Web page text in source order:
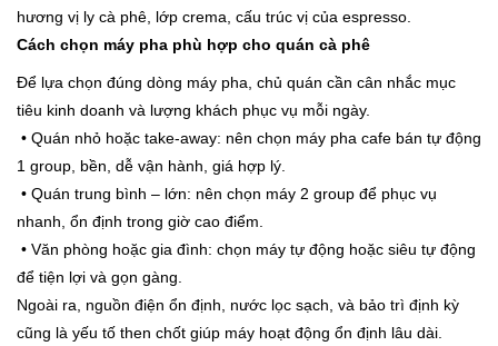
hương vị ly cà phê, lớp crema, cấu trúc vị của espresso.
Cách chọn máy pha phù hợp cho quán cà phê
Để lựa chọn đúng dòng máy pha, chủ quán cần cân nhắc mục
tiêu kinh doanh và lượng khách phục vụ mỗi ngày.
• Quán nhỏ hoặc take-away: nên chọn máy pha cafe bán tự động
1 group, bền, dễ vận hành, giá hợp lý.
• Quán trung bình – lớn: nên chọn máy 2 group để phục vụ
nhanh, ổn định trong giờ cao điểm.
• Văn phòng hoặc gia đình: chọn máy tự động hoặc siêu tự động
để tiện lợi và gọn gàng.
Ngoài ra, nguồn điện ổn định, nước lọc sạch, và bảo trì định kỳ
cũng là yếu tố then chốt giúp máy hoạt động ổn định lâu dài.